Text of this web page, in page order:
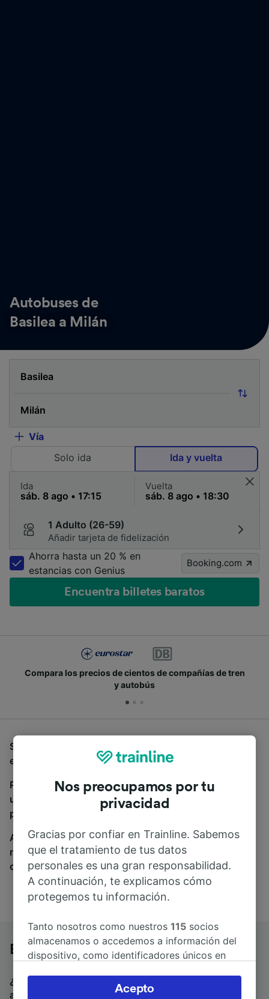
Autobuses de
Basilea a Milán
Vía
Solo ida
Ida y vuelta
Ida Vuelta
1 Adulto (26-59)
Añadir tarjeta de fidelización
Ahorra hasta un 20 % en
estancias con Genius
Booking.com
Encuentra billetes baratos
Compara los precios de cientos de compañías de tren
y autobús
Si estás buscando autobuses de Basilea a Milán,
estás en el sitio adecuado.
Para encontrar billetes de autobús, simplemente haz
una búsqueda y nosotros compararemos horarios y
precios tanto de tren como de autobús.
A donde quiera que vayas, tu viaje empieza con
nosotros. Encuentra billetes de más de 170
compañías de tren y autobús.
Basilea a Milán en autobús
¿Estás buscando un billete de vuelta para volver en
autobús? Visita
autobuses de Milán a Basilea
Nos preocupamos por tu
privacidad
Gracias por confiar en Trainline. Sabemos
que el tratamiento de tus datos
personales es una gran responsabilidad.
A continuación, te explicamos cómo
protegemos tu información.
Tanto nosotros como nuestros115 socios
almacenamos o accedemos a información del
dispositivo, como identificadores únicos en
Puedes aceptar o administrar tus preferencias
Acepto